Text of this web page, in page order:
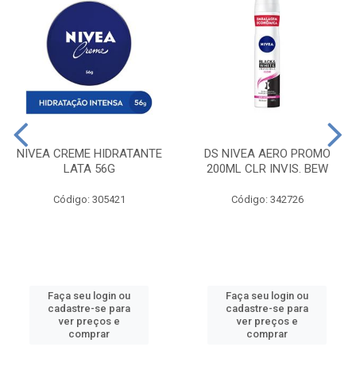
NIVEA CREME HIDRATANTE
LATA 56G
Código: 305421
Faça seu login ou
cadastre-se para
ver preços e
comprar
DS NIVEA AERO PROMO
200ML CLR INVIS. BEW
Código: 342726
Faça seu login ou
cadastre-se para
ver preços e
comprar